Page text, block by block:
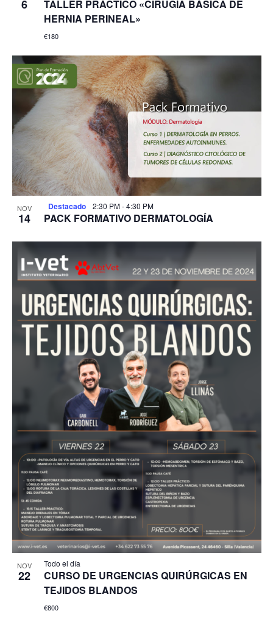
6
TALLER PRÁCTICO «CIRUGÍA BÁSICA DE
HERNIA PERINEAL»
€180
NOV
14
Destacado 2:30 PM-4:30 PM
PACK FORMATIVO DERMATOLOGÍA
NOV
22
Todo el día
CURSO DE URGENCIAS QUIRÚRGICAS EN
TEJIDOS BLANDOS
€800